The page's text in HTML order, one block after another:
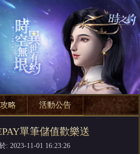
略 活動公告
單筆儲值歡樂送
: 2023-11-01 16:23:26